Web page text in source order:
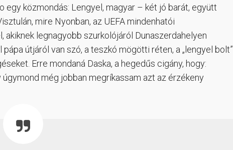
egy közmondás: Lengyel, magyar – két jó barát, együtt
mire Nyonban, az UEFA mindenhatói
legnagyobb szurkolójáról Dunaszerdahelyen
útjáról van szó, a teszkó mögötti réten, a „lengyel bolt”
Erre mondaná Daska, a hegedűs cigány, hogy:
még jobban megríkassam azt az érzékeny